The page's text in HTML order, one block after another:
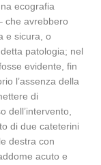
ecografia
che avrebbero
e sicura, o
patologia; nel
evidente, fin
l’assenza della
di
dell’intervento,
di due cateterini
destra con
acuto e